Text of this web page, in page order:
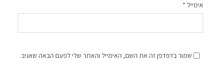
אימייל *
שמור בדפדפן זה את השם, האימייל והאתר שלי לפעם הבאה שאגיב.